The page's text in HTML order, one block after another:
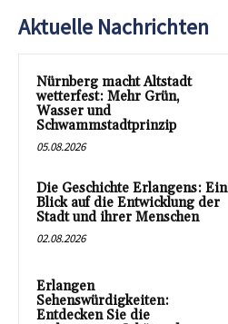
Aktuelle Nachrichten
Nürnberg macht Altstadt
wetterfest: Mehr Grün,
Wasser und
Schwammstadtprinzip
05.08.2026
Die Geschichte Erlangens: Ein
Blick auf die Entwicklung der
Stadt und ihrer Menschen
02.08.2026
Erlangen
Sehenswürdigkeiten:
Entdecken Sie die